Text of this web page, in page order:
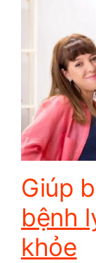
Giúp
bệnh
khỏe